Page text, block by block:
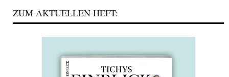
ZUM AKTUELLEN HEFT: